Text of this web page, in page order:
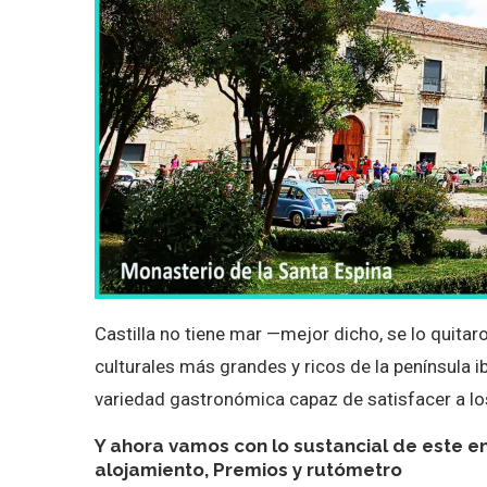
Castilla no tiene mar —mejor dicho, se lo
culturales más grandes y ricos de la península
variedad gastronómica capaz de satisfacer a
Y ahora vamos con lo sustancial de este
alojamiento, Premios y rutómetro